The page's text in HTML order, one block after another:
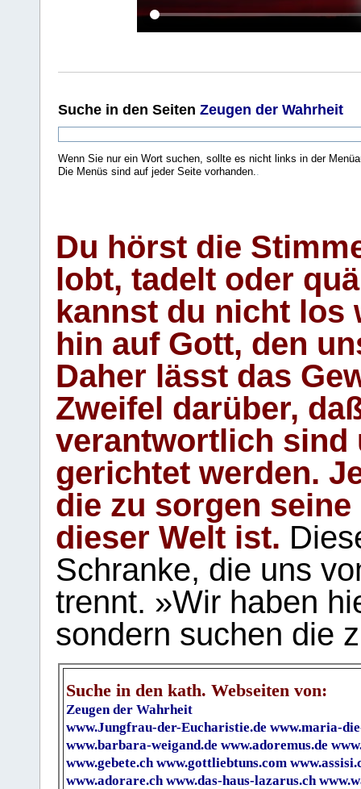
Suche in den Seiten Zeugen der Wahrheit
Wenn Sie nur ein Wort suchen, sollte es nicht links in der
Die Menüs sind auf jeder Seite vorhanden.
Du hörst die
lobt, tadelt oder
kannst du nicht los
hin auf Gott, den
Daher lässt das
Zweifel darüber,
verantwortlich sind
gerichtet werden.
die zu sorgen
dieser Welt ist.
Schranke, die uns
trennt. »Wir haben
sondern suchen die
Suche in den kath. Webseiten von:
Zeugen der Wahrheit
www.Jungfrau-der-Eucharistie.de www.maria-
www.barbara-weigand.de www.adoremus.de
www.gebete.ch www.gottliebtuns.com
www.adorare.ch www.das-haus-lazarus.ch